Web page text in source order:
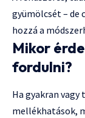
gyümölcsét – de
hozzá a
Mikor
fordulni?
Ha gyakran
mellékhatások,